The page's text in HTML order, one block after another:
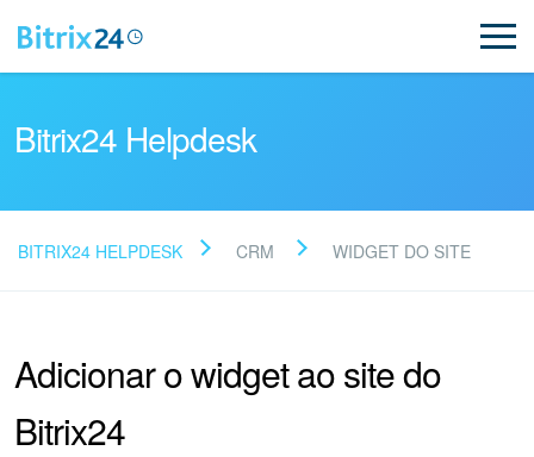
Novo
Bitrix24 Helpdesk
BITRIX24 HELPDESK CRM WIDGET DO SITE
Adicionar o widget ao site do
Bitrix24